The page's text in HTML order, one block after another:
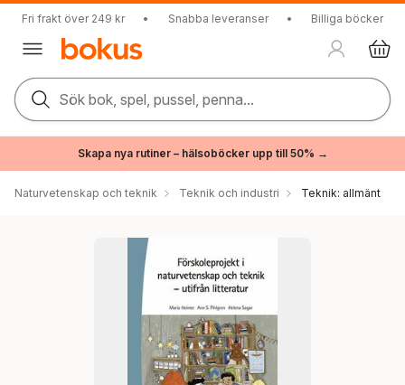
Fri frakt över 249 kr • Snabba leveranser • Billiga böcker
Sök bok, spel, pussel, penna...
Skapa nya rutiner – hälsoböcker upp till 50% →
Naturvetenskap och teknik Teknik och industri Teknik: allmänt